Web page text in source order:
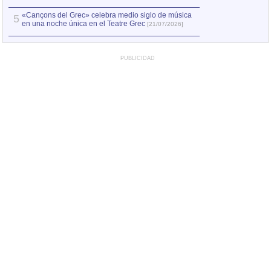
5 «Cançons del Grec» celebra medio siglo de música
en una noche única en el Teatre Grec [21/07/2026]
PUBLICIDAD